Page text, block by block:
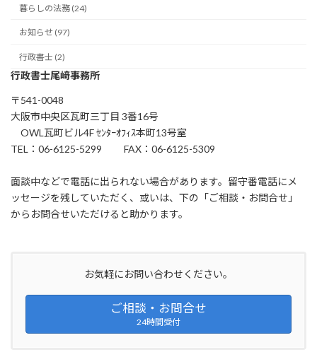
暮らしの法務 (24)
お知らせ (97)
行政書士 (2)
行政書士尾﨑事務所
〒541-0048
大阪市中央区瓦町三丁目 3番16号
OWL瓦町ビル4F ｾﾝﾀｰｵﾌｨｽ本町13号室
TEL：06-6125-5299 FAX：06-6125-5309
面談中などで電話に出られない場合があります。留守番電話にメ
ッセージを残していただく、或いは、下の「ご相談・お問合せ」
からお問合せいただけると助かります。
お気軽にお問い合わせください。
ご相談・お問合せ
24時間受付